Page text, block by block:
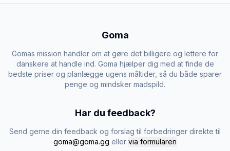
Goma
Gomas mission handler om at gøre det billigere og lettere for
danskere at handle ind. Goma hjælper dig med at finde de
bedste priser og planlægge ugens måltider, så du både sparer
penge og mindsker madspild.
Har du feedback?
Send gerne din feedback og forslag til forbedringer direkte til
goma@goma.gg eller via formularen